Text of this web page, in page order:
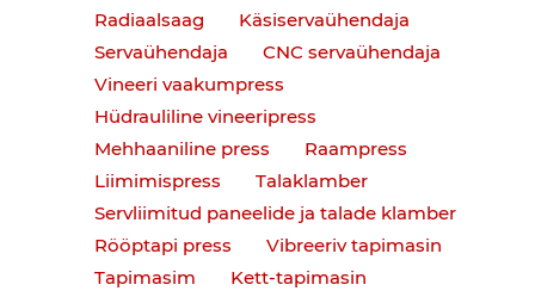
Radiaalsaag
Käsiservaühendaja
Servaühendaja
CNC servaühendaja
Vineeri vaakumpress
Hüdrauliline vineeripress
Mehhaaniline press
Raampress
Liimimispress
Talaklamber
Servliimitud paneelide ja talade klamber
Rööptapi press
Vibreeriv tapimasin
Tapimasim
Kett-tapimasin